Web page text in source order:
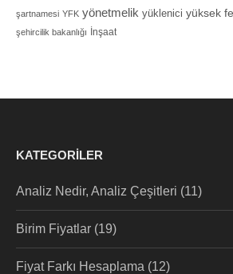
şartnamesi YFK yönetmelik yüklenici yüksek
şehircilik bakanlığı İnşaat
KATEGORILER
Analiz Nedir, Analiz Çeşitleri (11)
Birim Fiyatlar (19)
Fiyat Farkı Hesaplama (12)